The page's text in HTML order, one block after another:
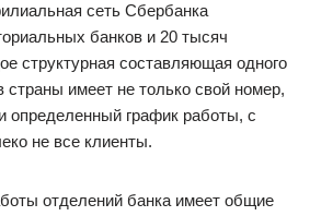
сеть Сбербанка
банков и 20 тысяч
структурная составляющая одного
страны имеет не только свой номер,
определенный график работы, с
не все клиенты.
отделений банка имеет общие